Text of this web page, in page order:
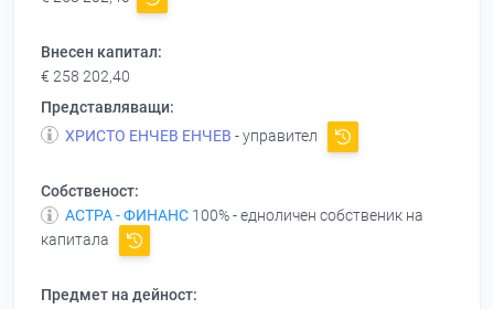
Внесен капитал:
€ 258 202,40
Представляващи:
ХРИСТО ЕНЧЕВ ЕНЧЕВ - управител
Собственост:
АСТРА - ФИНАНС 100% - едноличен собственик на
капитала
Предмет на дейност: